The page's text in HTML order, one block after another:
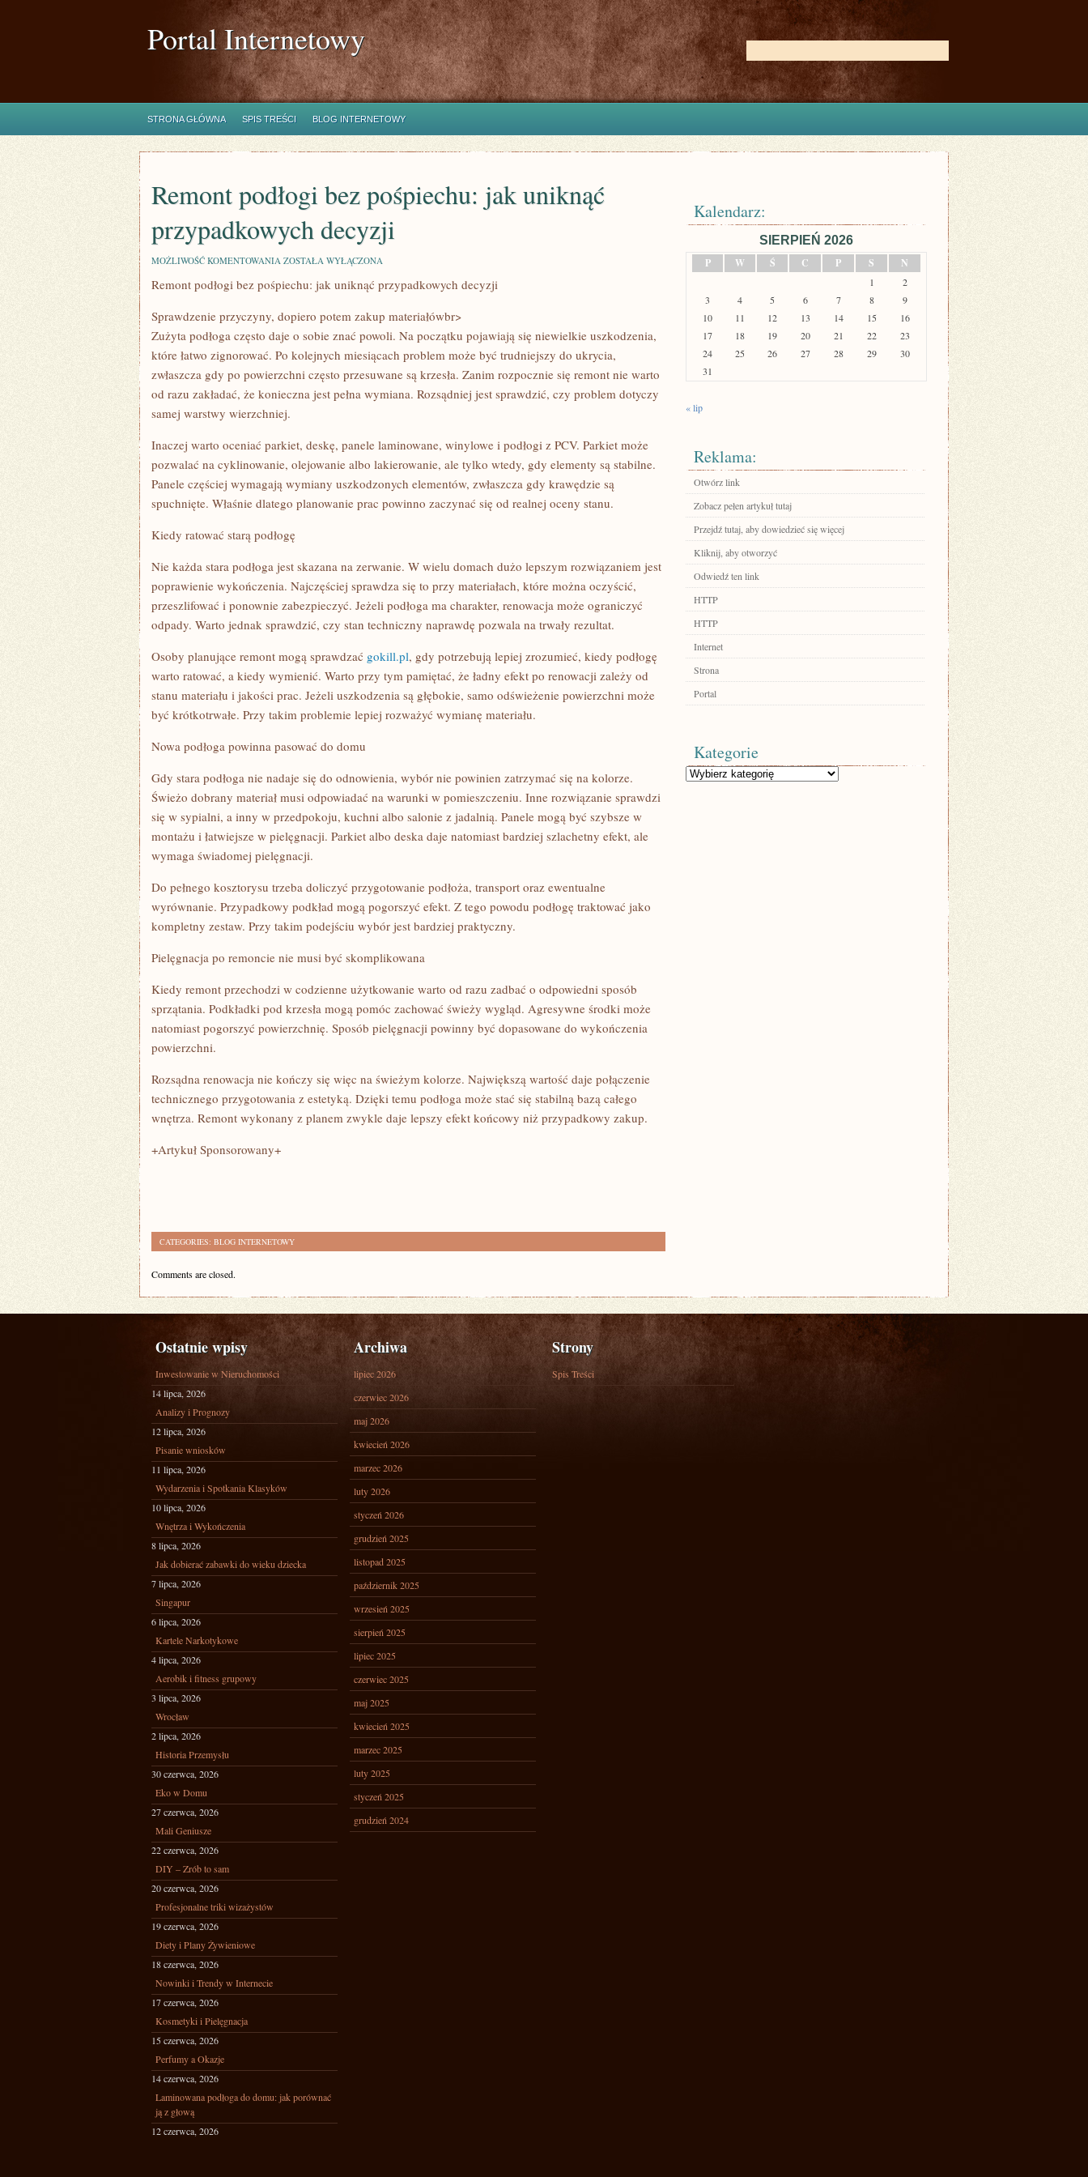
Portal Internetowy
STRONA GŁÓWNA SPIS TREŚCI BLOG INTERNETOWY
Remont podłogi bez pośpiechu: jak uniknąć
przypadkowych decyzji
MOŻLIWOŚĆ KOMENTOWANIA REMONT
BEZ
POŚPIECHU:
UNIKNĄĆ
PRZYPADKOWYCH
DECYZJI
ZOSTAŁA WYŁĄCZONA
Remont podłogi bez pośpiechu: jak uniknąć przypadkowych decyzji
Sprawdzenie przyczyny, dopiero potem zakup materiałówbr>
Zużyta podłoga często daje o sobie znać powoli. Na początku pojawiają się niewielkie uszkodzenia,
które łatwo zignorować. Po kolejnych miesiącach problem może być trudniejszy do ukrycia,
zwłaszcza gdy po powierzchni często przesuwane są krzesła. Zanim rozpocznie się remont nie warto
od razu zakładać, że konieczna jest pełna wymiana. Rozsądniej jest sprawdzić, czy problem dotyczy
samej warstwy wierzchniej.
Inaczej warto oceniać parkiet, deskę, panele laminowane, winylowe i podłogi z PCV. Parkiet może
pozwalać na cyklinowanie, olejowanie albo lakierowanie, ale tylko wtedy, gdy elementy są stabilne.
Panele częściej wymagają wymiany uszkodzonych elementów, zwłaszcza gdy krawędzie są
spuchnięte. Właśnie dlatego planowanie prac powinno zaczynać się od realnej oceny stanu.
Kiedy ratować starą podłogę
Nie każda stara podłoga jest skazana na zerwanie. W wielu domach dużo lepszym rozwiązaniem jest
poprawienie wykończenia. Najczęściej sprawdza się to przy materiałach, które można oczyścić,
przeszlifować i ponownie zabezpieczyć. Jeżeli podłoga ma charakter, renowacja może ograniczyć
odpady. Warto jednak sprawdzić, czy stan techniczny naprawdę pozwala na trwały rezultat.
Osoby planujące remont mogą sprawdzać gokill.pl, gdy potrzebują lepiej zrozumieć, kiedy podłogę
warto ratować, a kiedy wymienić. Warto przy tym pamiętać, że ładny efekt po renowacji zależy od
stanu materiału i jakości prac. Jeżeli uszkodzenia są głębokie, samo odświeżenie powierzchni może
być krótkotrwałe. Przy takim problemie lepiej rozważyć wymianę materiału.
Nowa podłoga powinna pasować do domu
Gdy stara podłoga nie nadaje się do odnowienia, wybór nie powinien zatrzymać się na kolorze.
Świeżo dobrany materiał musi odpowiadać na warunki w pomieszczeniu. Inne rozwiązanie sprawdzi
się w sypialni, a inny w przedpokoju, kuchni albo salonie z jadalnią. Panele mogą być szybsze w
montażu i łatwiejsze w pielęgnacji. Parkiet albo deska daje natomiast bardziej szlachetny efekt, ale
wymaga świadomej pielęgnacji.
Do pełnego kosztorysu trzeba doliczyć przygotowanie podłoża, transport oraz ewentualne
wyrównanie. Przypadkowy podkład mogą pogorszyć efekt. Z tego powodu podłogę traktować jako
kompletny zestaw. Przy takim podejściu wybór jest bardziej praktyczny.
Pielęgnacja po remoncie nie musi być skomplikowana
Kiedy remont przechodzi w codzienne użytkowanie warto od razu zadbać o odpowiedni sposób
sprzątania. Podkładki pod krzesła mogą pomóc zachować świeży wygląd. Agresywne środki może
natomiast pogorszyć powierzchnię. Sposób pielęgnacji powinny być dopasowane do wykończenia
powierzchni.
Rozsądna renowacja nie kończy się więc na świeżym kolorze. Największą wartość daje połączenie
technicznego przygotowania z estetyką. Dzięki temu podłoga może stać się stabilną bazą całego
wnętrza. Remont wykonany z planem zwykle daje lepszy efekt końcowy niż przypadkowy zakup.
+Artykuł Sponsorowany+
CATEGORIES: BLOG INTERNETOWY
Comments are closed.
Kalendarz:
SIERPIEŃ 2026
P
W Ś C P S N
1
2
3
4 5 6 7 8
9
10
11 12 13 14 15
16
17
18 19 20 21 22
23
24
25 26 27 28 29
30
31
« lip
Reklama:
Otwórz link
Zobacz pełen artykuł tutaj
Przejdź tutaj, aby dowiedzieć się więcej
Kliknij, aby otworzyć
Odwiedź ten link
HTTP
HTTP
Internet
Strona
Portal
Kategorie
Kategorie
Ostatnie wpisy
Inwestowanie w Nieruchomości
14 lipca, 2026
Analizy i Prognozy
12 lipca, 2026
Pisanie wniosków
11 lipca, 2026
Wydarzenia i Spotkania Klasyków
10 lipca, 2026
Wnętrza i Wykończenia
8 lipca, 2026
Jak dobierać zabawki do wieku dziecka
7 lipca, 2026
Singapur
6 lipca, 2026
Kartele Narkotykowe
4 lipca, 2026
Aerobik i fitness grupowy
3 lipca, 2026
Wrocław
2 lipca, 2026
Historia Przemysłu
30 czerwca, 2026
Eko w Domu
27 czerwca, 2026
Mali Geniusze
22 czerwca, 2026
DIY – Zrób to sam
20 czerwca, 2026
Profesjonalne triki wizażystów
19 czerwca, 2026
Diety i Plany Żywieniowe
18 czerwca, 2026
Nowinki i Trendy w Internecie
17 czerwca, 2026
Kosmetyki i Pielęgnacja
15 czerwca, 2026
Perfumy a Okazje
14 czerwca, 2026
Laminowana podłoga do domu: jak porównać
ją z głową
12 czerwca, 2026
Archiwa
lipiec 2026
czerwiec 2026
maj 2026
kwiecień 2026
marzec 2026
luty 2026
styczeń 2026
grudzień 2025
listopad 2025
październik 2025
wrzesień 2025
sierpień 2025
lipiec 2025
czerwiec 2025
maj 2025
kwiecień 2025
marzec 2025
luty 2025
styczeń 2025
grudzień 2024
Strony
Spis Treści